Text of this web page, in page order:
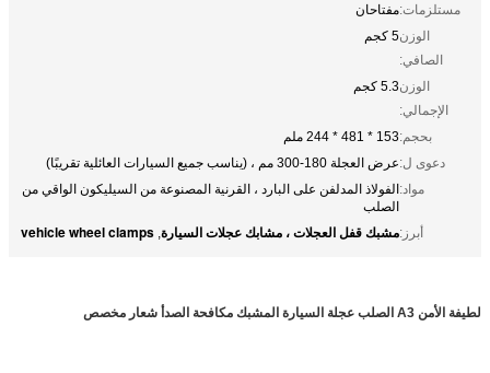
مستلزمات:مفتاحان
الوزن
الصافي:
5 كجم
الوزن
الإجمالي:
5.3 كجم
بحجم:153 * 481 * 244 ملم
دعوى ل:عرض العجلة 180-300 مم ، (يناسب جميع السيارات العائلية تقريبًا)
مواد:الفولاذ المدلفن على البارد ، القرنية المصنوعة من السيليكون الواقي من
الصلب
أبرز:مشبك قفل العجلات ، مشابك عجلات السيارة,
vehicle wheel clamps
لطيفة الأمن A3 الصلب عجلة السيارة المشبك مكافحة الصدأ شعار مخصص